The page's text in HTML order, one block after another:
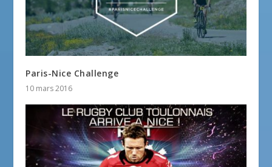
Paris-Nice Challenge
10 mars 2016